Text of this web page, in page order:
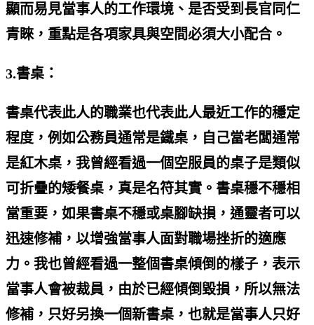
顯而易見當事人的工作環境、是否受到長官同仁
青睞，重點是各項家具與空間必須大小配合。
3.書桌：
書桌代表此人的職業也代表此人最近工作的穩定
程度，例如公務員通常是鐵桌，自己當老闆通常
是紅木桌，我曾經看過一個空服員的桌子是類似
可折疊的矮餐桌，真是名符其實。書桌穩不穩相
當重要，如果書桌不穩或桌腳缺損，通靈者可以
迅速修補，以增強當事人面對職場挫折的適應
力。我也曾經看過一整個書桌傾倒的樣子，表示
當事人會被裁員，由於已經傾倒毀損，所以無法
修補，只好另換一個新書桌，也就是當事人只好